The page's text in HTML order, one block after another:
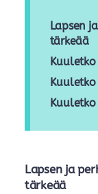
Lapsen
tärkeää
Lapsen ja
tärkeää